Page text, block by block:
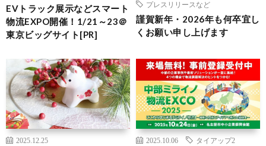
EVトラック展示などスマート
物流EXPO開催！1/21～23＠
東京ビッグサイト[PR]
プレスリリースなど
謹賀新年・2026年も何卒宜し
くお願い申し上げます
2025.12.25
2025.10.06 タイアップ2